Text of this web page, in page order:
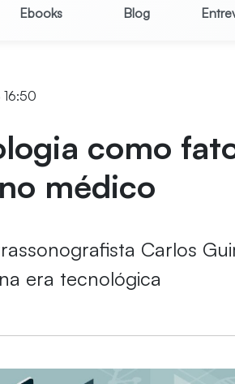
Ebooks Blog
16:50
como
médico
Carlos
era tecnológica